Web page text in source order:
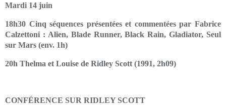
Mardi 14 juin
18h30 Cinq séquences présentées et commentées par Fabrice
Calzettoni : Alien, Blade Runner, Black Rain, Gladiator, Seul
sur Mars (env. 1h)
20h Thelma et Louise de Ridley Scott (1991, 2h09)
CONFÉRENCE SUR RIDLEY SCOTT